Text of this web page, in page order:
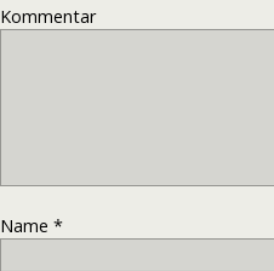
Kommentar
Name *